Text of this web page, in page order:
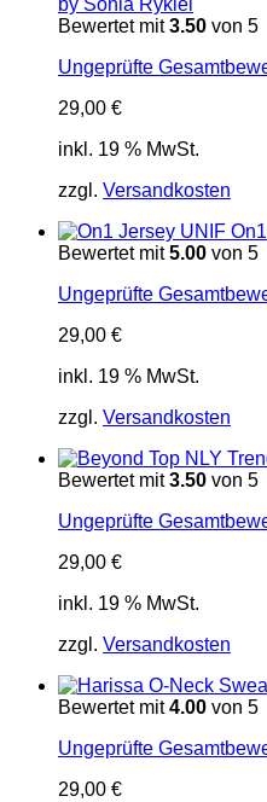
by Sonia Rykiel
Bewertet mit3.50 von 5
Ungeprüfte
29,00 €
inkl. 19 % MwSt.
zzgl. Versandkosten
Bewertet mit5.00 von 5
Ungeprüfte
29,00 €
inkl. 19 % MwSt.
zzgl. Versandkosten
Bewertet mit3.50 von 5
Ungeprüfte
29,00 €
inkl. 19 % MwSt.
zzgl. Versandkosten
Bewertet mit4.00 von 5
Ungeprüfte
29,00 €